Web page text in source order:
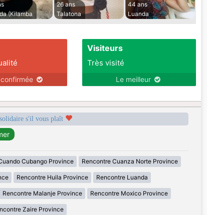
(Kilamba
26 ans
Talatona
44 ans
Luanda
Visiteurs
Très visité
Le meilleur
s'il vous plaît
Cubango Province Rencontre Cuanza Norte Province
Rencontre Huila Province Rencontre Luanda
Rencontre Malanje Province Rencontre Moxico Province
Zaire Province